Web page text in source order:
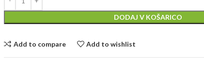
DODAJ V KOŠARICO
Add to compare Add to wishlist